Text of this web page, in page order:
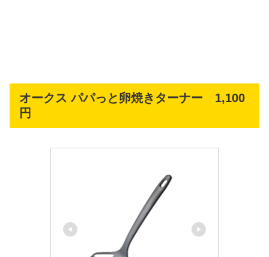
オークス パパっと卵焼きターナー 1,100
円